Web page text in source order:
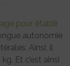
pour établir
autonomie
Ainsi, il
Et c’est ainsi